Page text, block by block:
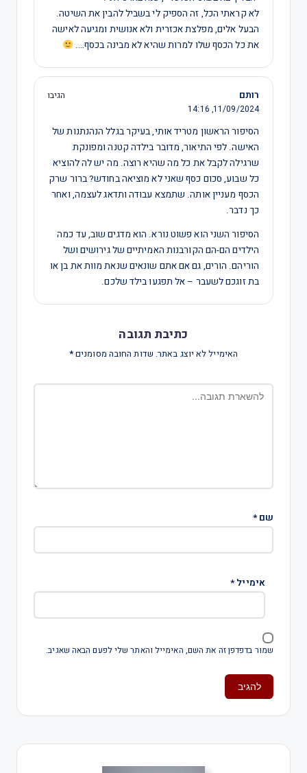
לא קראתי הכל, זה הספיק לי בשביל להבין את השיטה.
הבעל אלים, מפלצת אכזרית ולא אנושית ומגיעה לאישה
את כל הכסף שלו למרות שהיא לא מבינה בכסף….
רותם
הגיבו
11/09/2024,
14:16
הסיפור הראשון מטריד אותי, בעיקר בגלל הנהנתנות של
האישה. לפי התיאור, מדובר בילדה קטנה ומפונקת
שרגילה לקבל את כל מה שהיא רוצה. מה יש לה להוציא
כל שבוע, סכום כסף שאני לא מוציאה בחודש? ברור שרק
הכסף מעניין אותה. שתמצא עבודה ותדאג לעצמה, ואחר
כך נדבר.
הסיפור השני הוא פשוט נורא. הוא מדגים שוב, עד כמה
הילדים הם-הם הקורבנות האמיתיים של גירושים ושל
הוריהם. הורים, גם אם אתם שונאים שנאת מוות את בן או
בת זוגכם לשעבר – אל תפגעו בילד שלכם.
כתיבת תגובה
האימייל לא יוצג באתר. שדות החובה מסומנים*
שם*
אימייל*
שמור בדפדפן זה את השם, האימייל והאתר שלי לפעם הבאה שאגיב.